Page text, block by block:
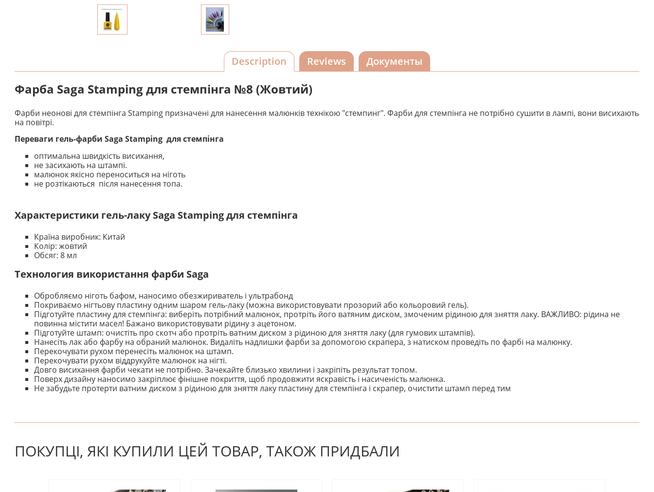
Description Reviews Документы
Фарба Saga Stamping для стемпінга №8 (Жовтий)
Фарби неонові для стемпінга Stamping призначені для нанесення малюнків технікою "стемпинг". Фарби для стемпінга не потрібно сушити в лампі, вони висихають
на повітрі.
Переваги гель-фарби Saga Stamping для стемпінга
оптимальна швидкість висихання,
не засихають на штампі.
малюнок якісно переноситься на ніготь
не розтікаються після нанесення топа.
Характеристики гель-лаку Saga Stamping для стемпінга
Країна виробник: Китай
Колір: жовтий
Обсяг: 8 мл
Технология використання фарби Saga
Обробляємо ніготь бафом, наносимо обезжириватель і ультрабонд
Покриваємо нігтьову пластину одним шаром гель-лаку (можна використовувати прозорий або кольоровий гель).
Підготуйте пластину для стемпінга: виберіть потрібний малюнок, протріть його ватяним диском, змоченим рідиною для зняття лаку. ВАЖЛИВО: рідина не
повинна містити масел! Бажано використовувати рідину з ацетоном.
Підготуйте штамп: очистіть про скотч або протріть ватним диском з рідиною для зняття лаку (для гумових штампів).
Нанесіть лак або фарбу на обраний малюнок. Видаліть надлишки фарби за допомогою скрапера, з натиском проведіть по фарбі на малюнку.
Перекочувати рухом перенесіть малюнок на штамп.
Перекочувати рухом віддрукуйте малюнок на нігті.
Довго висихання фарби чекати не потрібно. Зачекайте близько хвилини і закріпіть результат топом.
Поверх дизайну наносимо закріплює фінішне покриття, щоб продовжити яскравість і насиченість малюнка.
Не забудьте протерти ватним диском з рідиною для зняття лаку пластину для стемпінга і скрапер, очистити штамп перед тим
На даний час немає відгуків. Ви можете стати першим! Будьте першим, хто напише відгук.
ПОКУПЦІ, ЯКІ КУПИЛИ ЦЕЙ ТОВАР, ТАКОЖ ПРИДБАЛИ